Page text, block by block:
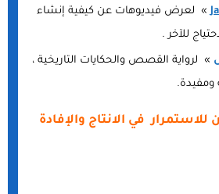
» لعرض فيديوهات عن كيفية إنشاء
للآخر .
» لرواية القصص والحكايات التاريخية ،
ومفيدة.
للاستمرار في الانتاج والإفادة